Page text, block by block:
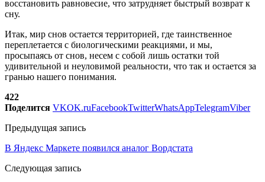
восстановить равновесие, что затрудняет быстрый возврат к
сну.
Итак, мир снов остается территорией, где таинственное
переплетается с биологическими реакциями, и мы,
просыпаясь от снов, несем с собой лишь остатки той
удивительной и неуловимой реальности, что так и остается за
гранью нашего понимания.
422
Поделится VKOK.ruFacebookTwitterWhatsAppTelegramViber
Предыдущая запись
В Яндекс Маркете появился аналог Вордстата
Следующая запись